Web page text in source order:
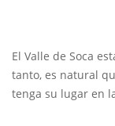
El Valle de Soca
tanto, es natural
tenga su lugar en